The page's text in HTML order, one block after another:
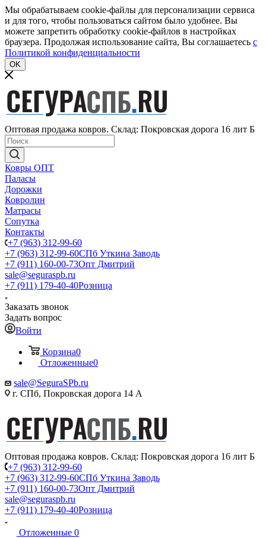
Мы обрабатываем cookie-файлы для персонализации сервиса
и для того, чтобы пользоваться сайтом было удобнее. Вы
можете запретить обработку cookie-файлов в настройках
браузера. Продолжая использование сайта, Вы соглашаетесь c
Политикой конфиденциальности
OK
Оптовая продажа ковров. Склад: Покровская дорога 16 лит Б
Ковры ОПТ
Паласы
Дорожки
Ковролин
Матрасы
Сопутка
Контакты
+7 (963) 312-99-60
+7 (963) 312-99-60СПб Уткина Заводь
+7 (911) 160-00-73Опт Дмитрий
sale@seguraspb.ru
+7 (911) 179-40-40Розница
Заказать звонок
Задать вопрос
Войти
Корзина0
Отложенные0
sale@SeguraSPb.ru
г. СПб, Покровская дорога 14 А
Оптовая продажа ковров. Склад: Покровская дорога 16 лит Б
+7 (963) 312-99-60
+7 (963) 312-99-60СПб Уткина Заводь
+7 (911) 160-00-73Опт Дмитрий
sale@seguraspb.ru
+7 (911) 179-40-40Розница
Отложенные 0